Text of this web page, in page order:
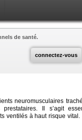
connectez-vous
de santé.
neuromusculaires
Il s’agit
ventilés à haut risque